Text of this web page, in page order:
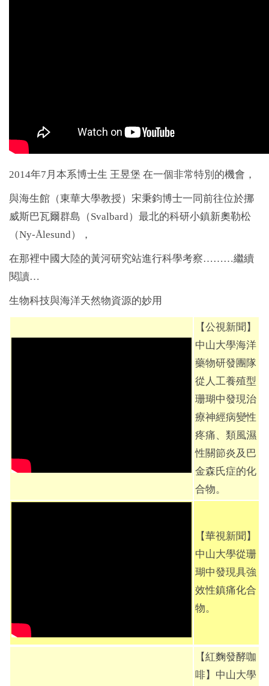
2014年7月本系博士生 王昱堡 在一個非常特別的機會，
與海生館（東華大學教授）宋秉鈞博士一同前往位於挪
威斯巴瓦爾群島（Svalbard）最北的科研小鎮新奧勒松
（Ny-Ålesund），
在那裡中國大陸的黃河研究站進行科學考察………繼續
閱讀…
生物科技與海洋天然物資源的妙用
【公視新聞】
中山大學海洋
藥物研發團隊
從人工養殖型
珊瑚中發現治
療神經病變性
疼痛、類風濕
性關節炎及巴
金森氏症的化
合物。
【華視新聞】
中山大學從珊
瑚中發現具強
效性鎮痛化合
物。
【紅麴發酵咖
啡】中山大學